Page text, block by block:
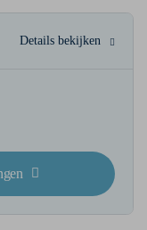
Details bekijken